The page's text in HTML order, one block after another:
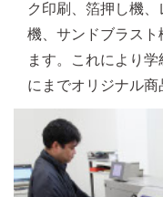
ク印刷、箔押し機
機、サンドブラス
ます。これにより
にまでオリジナル商